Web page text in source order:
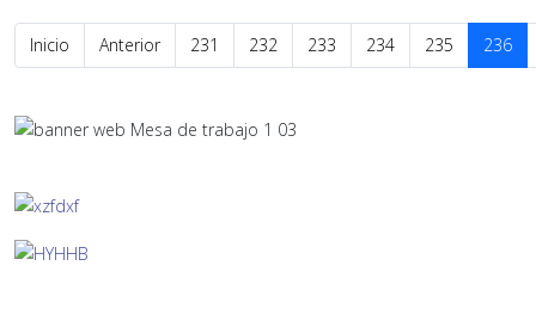
Inicio Anterior 231 232 233 234 235 236